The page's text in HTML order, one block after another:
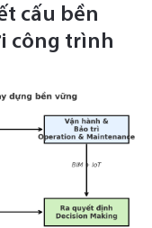
cấu bền
công trình